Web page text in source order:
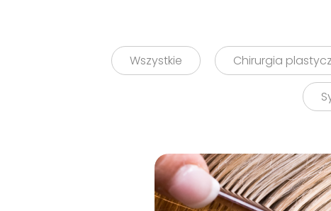
Wszystkie Chirurgia